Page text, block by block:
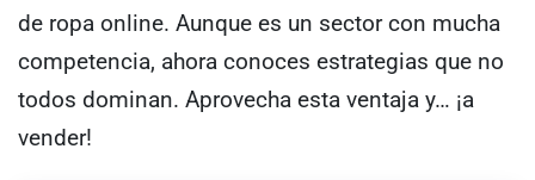
de ropa online. Aunque es un sector con mucha
competencia, ahora conoces estrategias que no
todos dominan. Aprovecha esta ventaja y… ¡a
vender!